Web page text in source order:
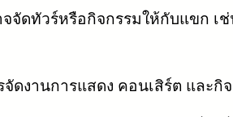
จจัดทัวร์หรือกิจกรรมให้กับแขก เ
จัดงานการแสดง คอนเสิร์ต และกิ